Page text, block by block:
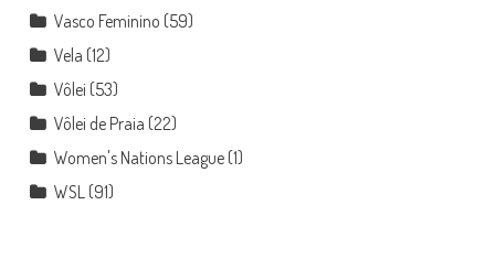
Vasco Feminino (59)
Vela (12)
Vôlei (53)
Vôlei de Praia (22)
Women's Nations League(1)
WSL(91)